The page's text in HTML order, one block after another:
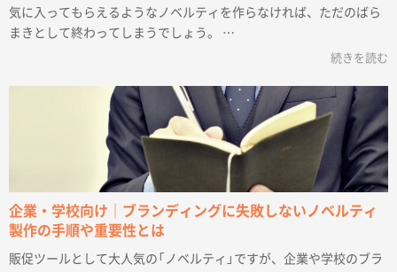
気に入ってもらえるようなノベルティを作らなければ、ただのばら
まきとして終わってしまうでしょう。 …
続きを読む
企業・学校向け｜ブランディングに失敗しないノベルティ
製作の手順や重要性とは
販促ツールとして大人気の「ノベルティ」ですが、企業や学校のブラ